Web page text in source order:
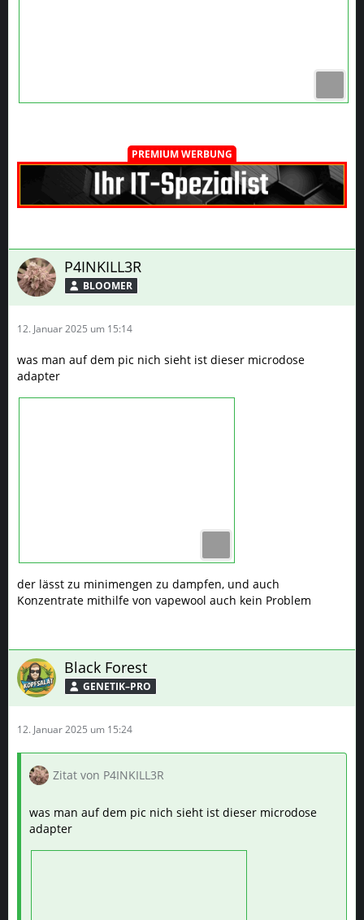
PREMIUM WERBUNG
P4INKILL3R
BLOOMER
12. Januar 2025 um 15:14
was man auf dem pic nich sieht ist dieser microdose
adapter
der lässt zu minimengen zu dampfen, und auch
Konzentrate mithilfe von vapewool auch kein Problem
Black Forest
GENETIK–PRO
12. Januar 2025 um 15:24
Zitat von P4INKILL3R
was man auf dem pic nich sieht ist dieser microdose
adapter